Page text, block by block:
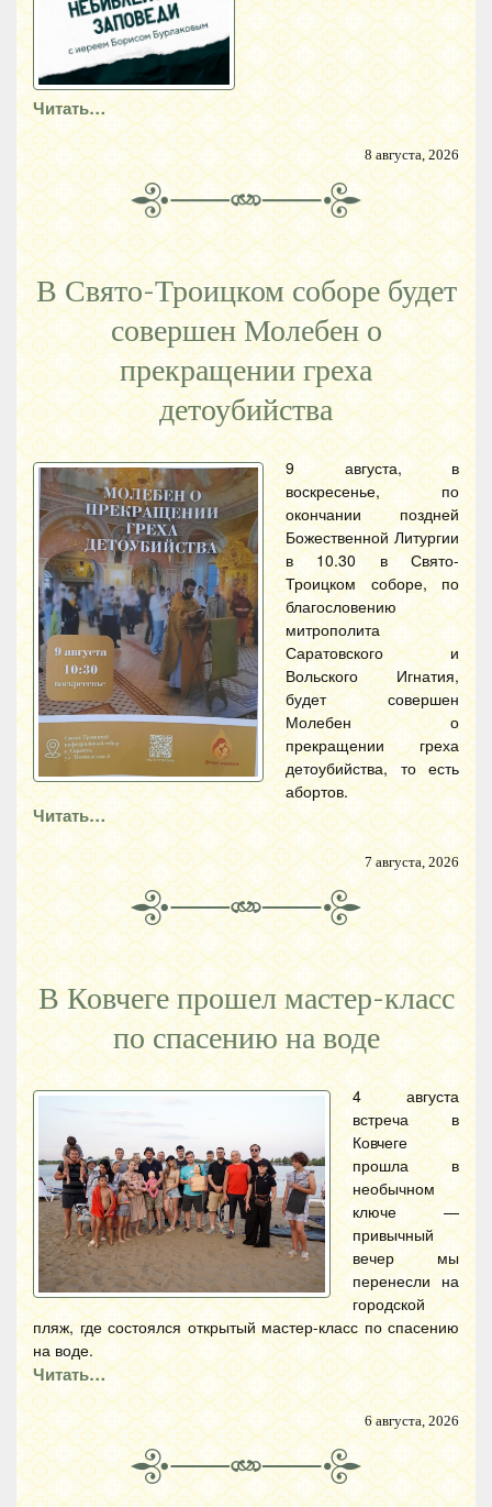
Читать…
8 августа, 2026
В Свято-Троицком соборе будет
совершен Молебен о
прекращении греха
детоубийства
9 августа, в
воскресенье, по
окончании поздней
Божественной Литургии
в 10.30 в Свято-
Троицком соборе, по
благословению
митрополита
Саратовского и
Вольского Игнатия,
будет совершен
Молебен о
прекращении греха
детоубийства, то есть
абортов.
Читать…
7 августа, 2026
В Ковчеге прошел мастер-класс
по спасению на воде
4 августа
встреча в
Ковчеге
прошла в
необычном
ключе —
привычный
вечер мы
перенесли на
городской
пляж, где состоялся открытый мастер-класс по спасению
на воде.
Читать…
6 августа, 2026